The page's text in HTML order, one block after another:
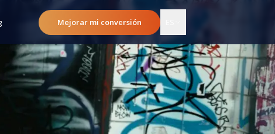
Mejorar mi conversión